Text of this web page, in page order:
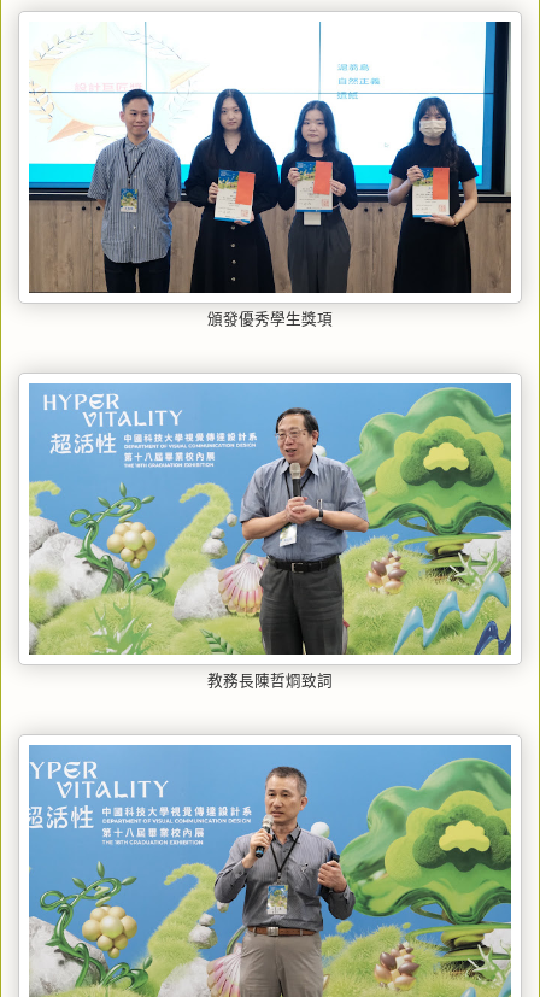
頒發優秀學生獎項
教務長陳哲烱致詞